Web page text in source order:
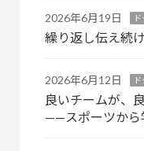
2026年6月19日
繰り返し伝え続
2026年6月12日
良いチームが、
——スポーツから